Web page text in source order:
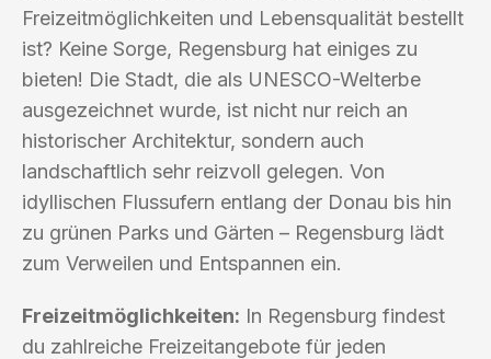
Freizeitmöglichkeiten und Lebensqualität bestellt
ist? Keine Sorge, Regensburg hat einiges zu
bieten! Die Stadt, die als UNESCO-Welterbe
ausgezeichnet wurde, ist nicht nur reich an
historischer Architektur, sondern auch
landschaftlich sehr reizvoll gelegen. Von
idyllischen Flussufern entlang der Donau bis hin
zu grünen Parks und Gärten – Regensburg lädt
zum Verweilen und Entspannen ein.
Freizeitmöglichkeiten: In Regensburg findest
du zahlreiche Freizeitangebote für jeden